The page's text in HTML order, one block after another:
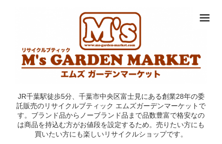
JR千葉駅徒歩5分、千葉市中央区富士見にある創業28年の委
託販売のリサイクルブティック エムズガーデンマーケットで
す。ブランド品からノーブランド品まで品数豊富で格安なの
は商品を持込む方がお値段を設定するため。売りたい方にも
買いたい方にも楽しいリサイクルショップです。